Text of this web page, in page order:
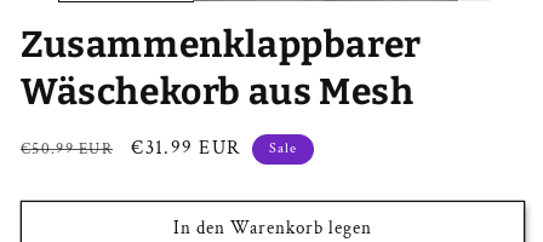
Zusammenklappbarer
Wäschekorb aus Mesh
Normaler
€50.99 EUR Verkaufspreis
€31.99 EUR Sale
In den Warenkorb legen